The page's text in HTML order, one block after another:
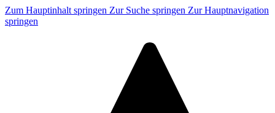
Zum Hauptinhalt springen Zur Suche springen Zur Hauptnavigation
springen